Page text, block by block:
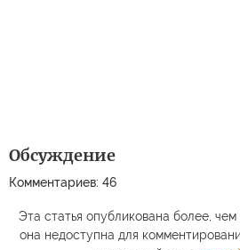
Обсуждение
Комментариев: 46
Эта статья опубликована более, чем
она недоступна для